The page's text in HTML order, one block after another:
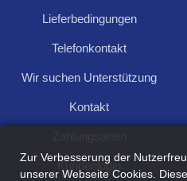
Standalone, H264 + unterstützt
Anwendung, P2P, Android, iOS, für
Lieferbedingungen
Telefonkontakt
Wir suchen Unterstützung
Kontakt
Kundenlogin
Zur Verbesserung der
unserer Webseite Cookies.